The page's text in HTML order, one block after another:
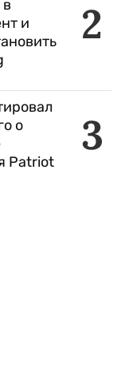
2
и
3
о
Patriot